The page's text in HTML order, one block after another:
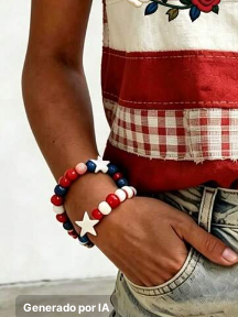
Generado por IA